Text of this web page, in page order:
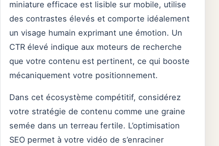
miniature efficace est lisible sur mobile, utilise
des contrastes élevés et comporte idéalement
un visage humain exprimant une émotion. Un
CTR élevé indique aux moteurs de recherche
que votre contenu est pertinent, ce qui booste
mécaniquement votre positionnement.
Dans cet écosystème compétitif, considérez
votre stratégie de contenu comme une graine
semée dans un terreau fertile. L’optimisation
SEO permet à votre vidéo de s’enraciner